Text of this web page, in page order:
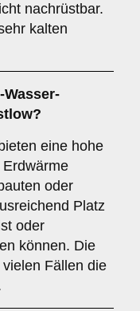
nachrüstbar.
kalten
Wasser-
eine hohe
oder
Platz
oder
können. Die
Fällen die